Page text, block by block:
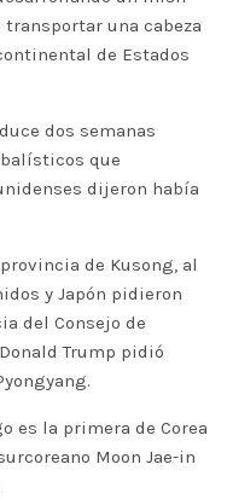
una cabeza
de Estados
dos semanas
que
dijeron había
de Kusong, al
y Japón pidieron
del Consejo de
Trump pidió
es la primera de Corea
Moon Jae-in